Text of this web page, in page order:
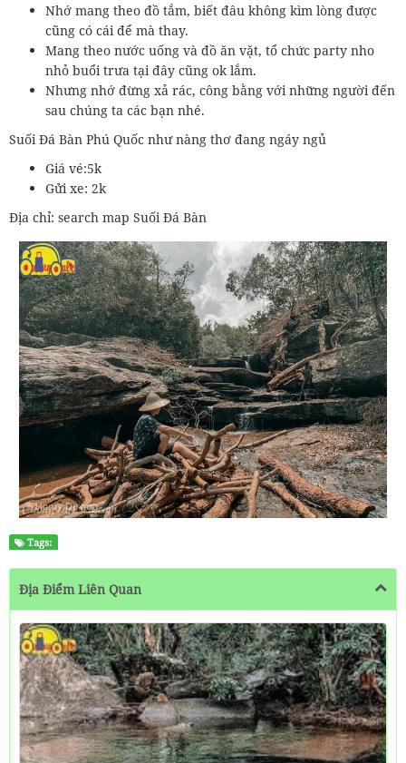
Nhớ mang theo đồ tắm, biết đâu không kìm lòng được
cũng có cái để mà thay.
Mang theo nước uống và đồ ăn vặt, tổ chức party nho
nhỏ buổi trưa tại đây cũng ok lắm.
Nhưng nhớ đừng xả rác, công bằng với những người đến
sau chúng ta các bạn nhé.
Suối Đá Bàn Phú Quốc như nàng thơ đang ngáy ngủ
Giá vé:5k
Gửi xe: 2k
Địa chỉ: search map Suối Đá Bàn
Tags:
Địa Điểm Liên Quan